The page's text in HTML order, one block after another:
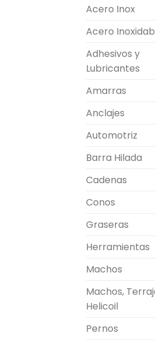
Acero Inox
Acero
Adhesivos y
Lubricantes
Amarras
Anclajes
Automotriz
Barra Hilada
Cadenas
Conos
Graseras
Herramientas
Machos
Machos,
Helicoil
Pernos